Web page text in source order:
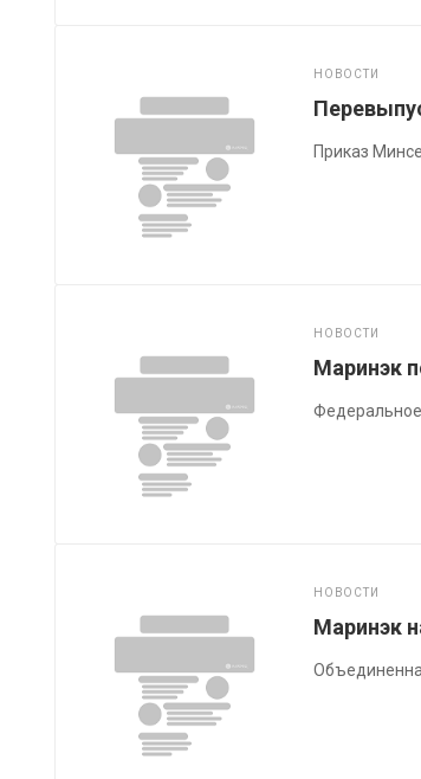
НОВОСТИ
Приказ
НОВОСТИ
Маринэк
Федеральное
НОВОСТИ
Маринэк